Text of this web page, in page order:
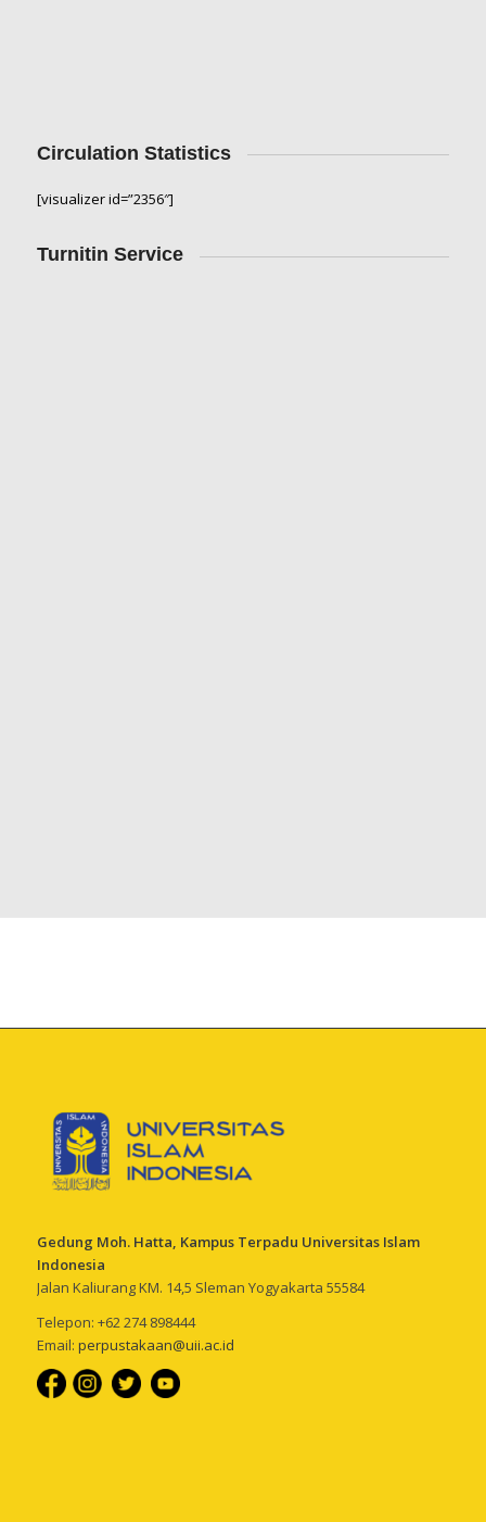
Circulation Statistics
[visualizer id=”2356″]
Turnitin Service
Gedung Moh. Hatta, Kampus Terpadu Universitas Islam
Indonesia
Jalan Kaliurang KM. 14,5 Sleman Yogyakarta 55584
Telepon: +62 274 898444
Email: perpustakaan@uii.ac.id